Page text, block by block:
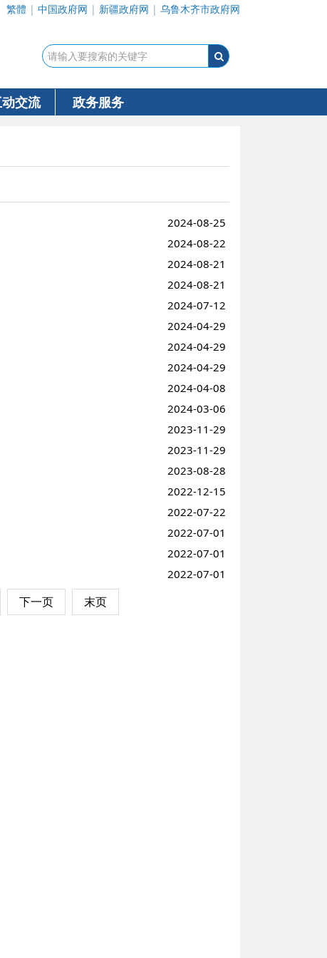
繁體 | 中国政府网 | 新疆政府网 | 乌鲁木齐市政府网
交流 政务服务
2024-08-25
2024-08-22
2024-08-21
2024-08-21
2024-07-12
2024-04-29
2024-04-29
2024-04-29
2024-04-08
2024-03-06
2023-11-29
2023-11-29
2023-08-28
2022-12-15
2022-07-22
2022-07-01
2022-07-01
2022-07-01
下一页 末页